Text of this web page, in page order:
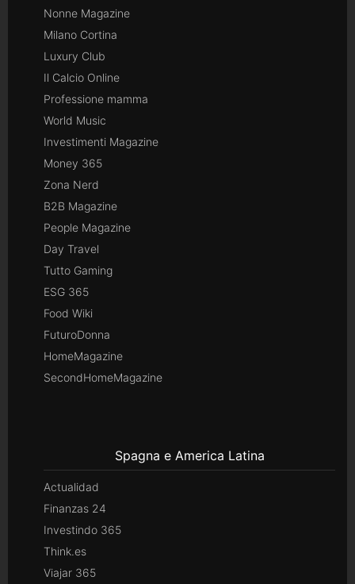
Nonne Magazine
Milano Cortina
Luxury Club
Il Calcio Online
Professione mamma
World Music
Investimenti Magazine
Money 365
Zona Nerd
B2B Magazine
People Magazine
Day Travel
Tutto Gaming
ESG 365
Food Wiki
FuturoDonna
HomeMagazine
SecondHomeMagazine
Spagna e America Latina
Actualidad
Finanzas 24
Investindo 365
Think.es
Viajar 365